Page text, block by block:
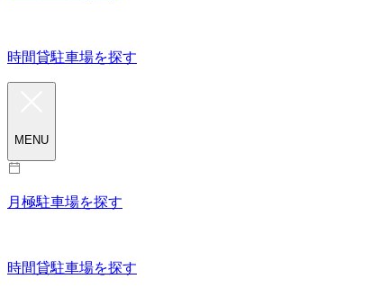
時間貸駐車場を探す
MENU
月極駐車場を探す
時間貸駐車場を探す